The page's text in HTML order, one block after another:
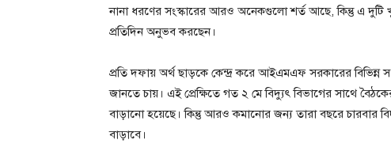
নানা ধরণের সংস্কারের আরও অনেকগুলো শর্ত আছে, কিন্তু এ দুটি
প্রতিদিন অনুভব করছেন।
প্রতি দফায় অর্থ ছাড়কে কেন্দ্র করে আইএমএফ সরকারের বিভিন্ন
জানতে চায়। এই প্রেক্ষিতে গত ২ মে বিদ্যুৎ বিভাগের সাথে
বাড়ানো হয়েছে। কিন্তু আরও কমানোর জন্য তারা বছরে চারবার
বাড়াবে।